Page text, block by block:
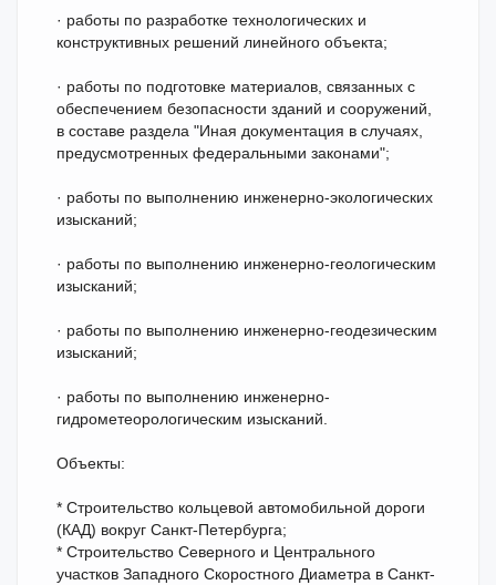
· работы по разработке технологических и
конструктивных решений линейного объекта;
· работы по подготовке материалов, связанных с
обеспечением безопасности зданий и сооружений,
в составе раздела "Иная документация в случаях,
предусмотренных федеральными законами";
· работы по выполнению инженерно-экологических
изысканий;
· работы по выполнению инженерно-геологическим
изысканий;
· работы по выполнению инженерно-геодезическим
изысканий;
· работы по выполнению инженерно-
гидрометеорологическим изысканий.
Объекты:
* Строительство кольцевой автомобильной дороги
(КАД) вокруг Санкт-Петербурга;
* Строительство Северного и Центрального
участков Западного Скоростного Диаметра в Санкт-